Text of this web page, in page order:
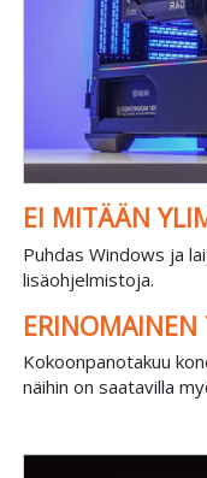
EI MITÄÄN
Puhdas Windows ja
lisäohjelmistoja.
ERINOMAINEN
Kokoonpanotakuu
näihin on saatavilla